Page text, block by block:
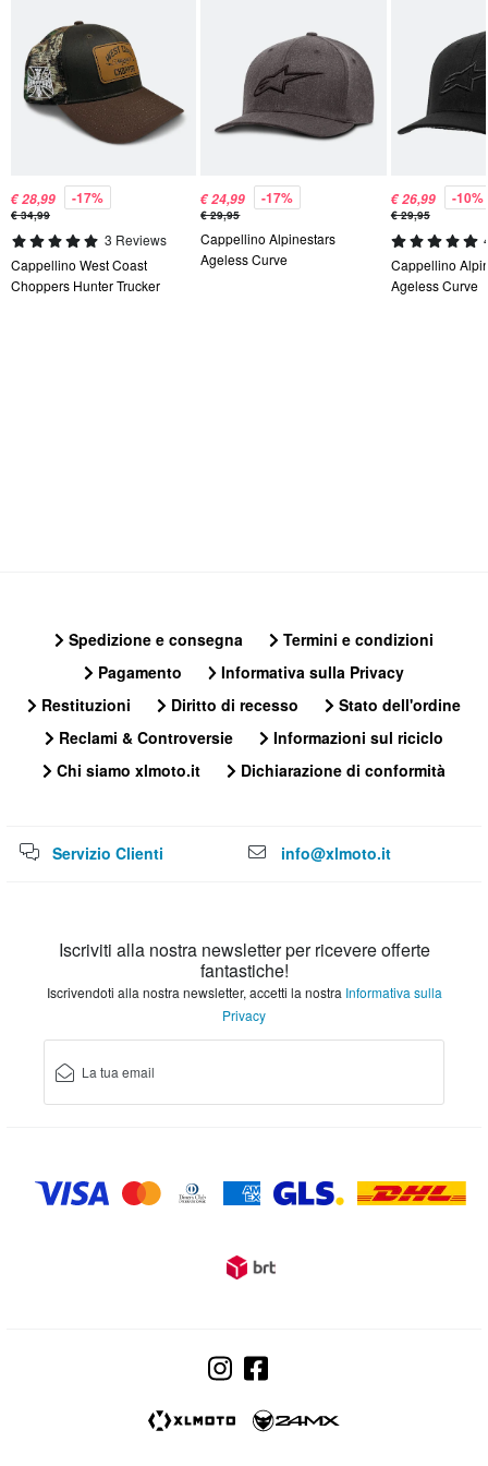
€ 28,99 -17%
€ 34,99
3 Reviews
Cappellino West Coast
Choppers Hunter Trucker
€ 24,99 -17%
€ 29,95
Cappellino Alpinestars
Ageless Curve
€ 26,99 -10%
€ 29,95
Cappellino
Ageless Curve
Spedizione e consegna
Termini e condizioni
Pagamento
Informativa sulla Privacy
Restituzioni
Diritto di recesso
Stato dell'ordine
Reclami & Controversie
Informazioni sul riciclo
Chi siamo xlmoto.it
Dichiarazione di conformità
Servizio Clienti info@xlmoto.it
Iscriviti alla nostra newsletter per ricevere offerte
fantastiche!
Iscrivendoti alla nostra newsletter, accetti la nostra Informativa sulla
Privacy